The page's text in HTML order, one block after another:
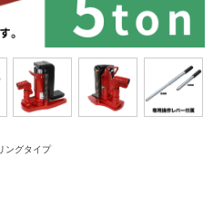
ングタイプ